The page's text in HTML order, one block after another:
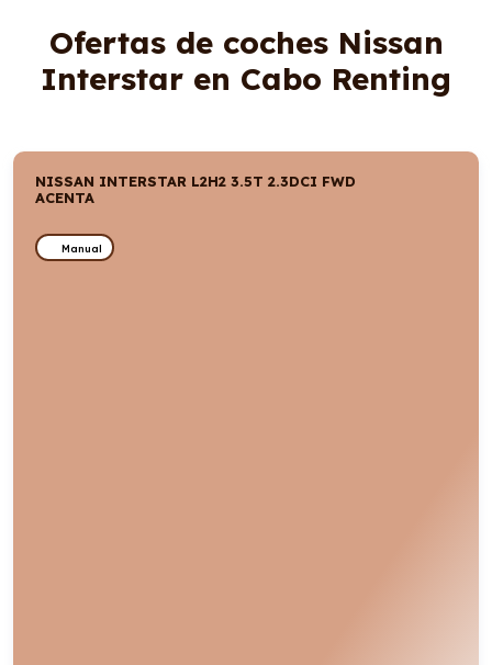
Ofertas de coches Nissan
Interstar en Cabo Renting
NISSAN INTERSTAR L2H2 3.5T 2.3DCI FWD
ACENTA
Manual